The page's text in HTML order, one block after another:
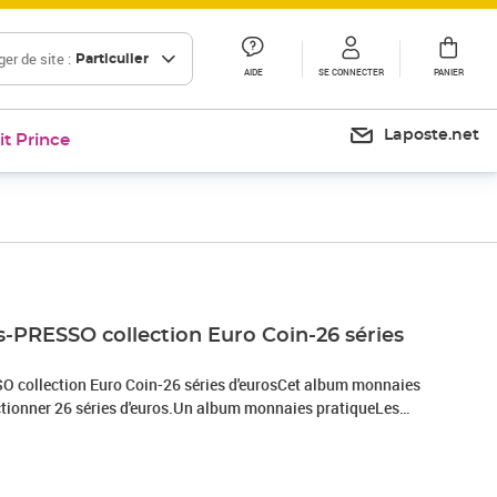
de site : Particulier
AIDE SE CONNECTER PANIER
Prince Laposte.net
collection Euro Coin-26 séries
collection Euro Coin-26 séries d'eurosCet album monnaies
26 séries d'euros.Un album monnaies pratiqueLes
permettent d'insérer 26 jeux complets de pièces de
tous les pays de la zone euro, à l'exception des petits